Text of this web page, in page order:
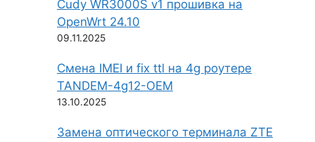
Cudy WR3000S v1 прошивка на
OpenWrt 24.10
09.11.2025
Смена IMEI и fix ttl на 4g роутере
TANDEM-4g12-OEM
13.10.2025
Замена оптического терминала ZTE